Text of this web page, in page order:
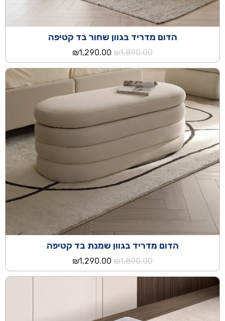
הדום מדריד בגוון שחור בד קטיפה
₪1,890.00
המחיר
המקורי
היה:
₪1,890.00.
₪1,290.00
הנוכחי
הוא:
₪1,290.00.
הדום מדריד בגוון שמנת בד קטיפה
₪1,890.00
המחיר
המקורי
היה:
₪1,290.00
הנוכחי
הוא: